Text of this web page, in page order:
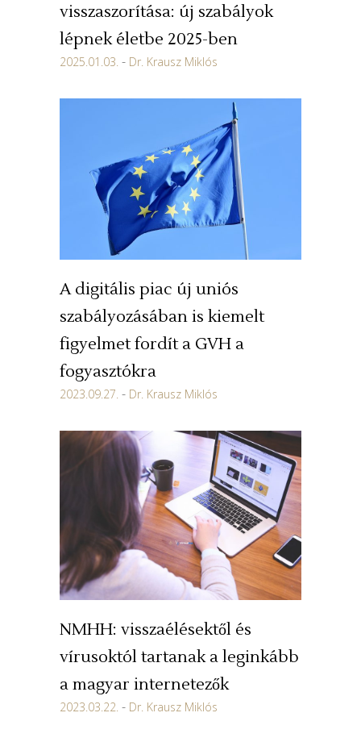
visszaszorítása: új szabályok
lépnek életbe 2025-ben
2025.01.03. Dr. Krausz Miklós
A digitális piac új uniós
szabályozásában is kiemelt
figyelmet fordít a GVH a
fogyasztókra
2023.09.27. Dr. Krausz Miklós
NMHH: visszaélésektől és
vírusoktól tartanak a leginkább
a magyar internetezők
2023.03.22. Dr. Krausz Miklós